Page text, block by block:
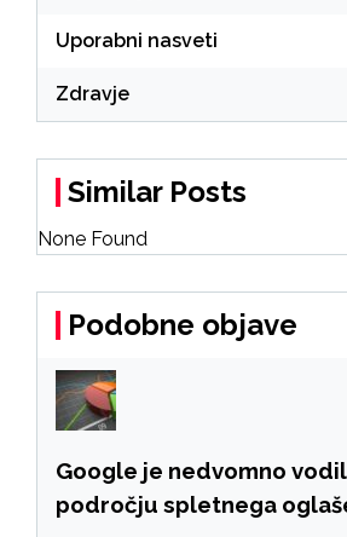
Uporabni nasveti
Zdravje
Similar Posts
None Found
Podobne objave
Google je nedvomno
področju spletnega